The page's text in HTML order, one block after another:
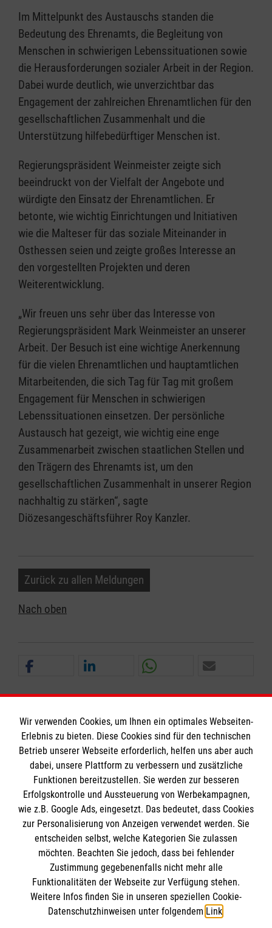
Im Mittelpunkt des Austauschs standen die
Bedeutung des Ehrenamts, die Begleitung von
Menschen in schwierigen Lebenssituationen sowie
die Herausforderungen sozialer Arbeit in der Region.
Dabei wurde deutlich, wie unverzichtbar das
Engagement der zahlreichen Ehrenamtlichen für den
gesellschaftlichen Zusammenhalt und die
Unterstützung hilfebedürftiger Menschen ist.
Regierungspräsident Weinmeister zeigte sich
beeindruckt von der Vielfalt der Angebote und
würdigte den Einsatz der Ehrenamtlichen. Er
betonte, wie wichtig Einrichtungen und Initiativen
wie die Malteser für das soziale Miteinander in
Osthessen seien und zeigte großes Interesse an
den vorgestellten Projekten und deren
Weiterentwicklung.
„Wir freuen uns sehr über das Interesse von
Regierungspräsident Mark Weinmeister an unserer
Arbeit. Der Besuch ist eine wichtige Anerkennung
für die vielen Ehrenamtlichen und hauptamtlichen
Mitarbeitenden, die sich Tag für Tag mit großem
Engagement für Menschen in schwierigen
Lebenssituationen einsetzen. Der persönliche
Austausch hat gezeigt, wie wichtig eine enge
Zusammenarbeit zwischen staatlichen Stellen und
den Trägern des Ehrenamts ist, um den
gesellschaftlichen Zusammenhalt in unserer Region
nachhaltig zu stärken“, sagte
Diözesangeschäftsführer Roy Kanzler.
Zurück zu allen Meldungen
Nach oben
Informationen
Impressum
Datenschutz
Barrierefreiheit
Kontakt
Die Malteser
Malteser in Deutschland
Malteserorden
Sharepoint
Spendenkonto
Wir verwenden Cookies, um Ihnen ein optimales Webseiten-
Erlebnis zu bieten. Diese Cookies sind für den technischen
Betrieb unserer Webseite erforderlich, helfen uns aber auch
dabei, unsere Plattform zu verbessern und zusätzliche
Funktionen bereitzustellen. Sie werden zur besseren
Erfolgskontrolle und Aussteuerung von Werbekampagnen,
wie z.B. Google Ads, eingesetzt. Das bedeutet, dass Cookies
zur Personalisierung von Anzeigen verwendet werden. Sie
entscheiden selbst, welche Kategorien Sie zulassen
möchten. Beachten Sie jedoch, dass bei fehlender
Zustimmung gegebenenfalls nicht mehr alle
Funktionalitäten der Webseite zur Verfügung stehen.
Weitere Infos finden Sie in unseren speziellen Cookie-
Datenschutzhinweisen unter folgendem Link.